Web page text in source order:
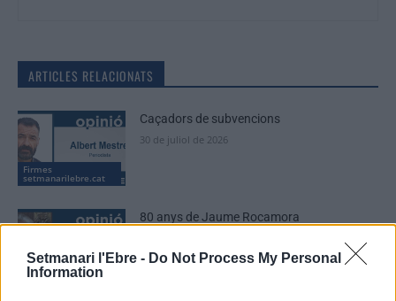
Setmanari l'Ebre - Do Not Process My Personal
Information
ARTICLES RELACIONATS
Firmes
setmanarilebre.cat
Caçadors de subvencions
30 de juliol de 2026
Firmes
setmanarilebre.cat
80 anys de Jaume Rocamora